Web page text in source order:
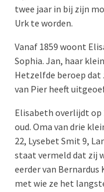
twee jaar in bij zijn
Urk te worden.
Vanaf 1859 woont
Sophia. Jan, haar
Hetzelfde beroep
van Pier heeft
Elisabeth overlijdt op
oud. Oma van drie
22, Lysebet Smit 9,
staat vermeld dat zij
eerder van
met wie ze het